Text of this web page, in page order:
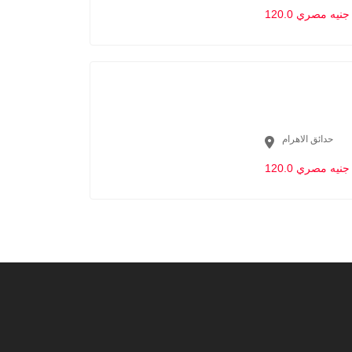
120.0 جنيه مصري
حدائق الاهرام
120.0 جنيه مصري